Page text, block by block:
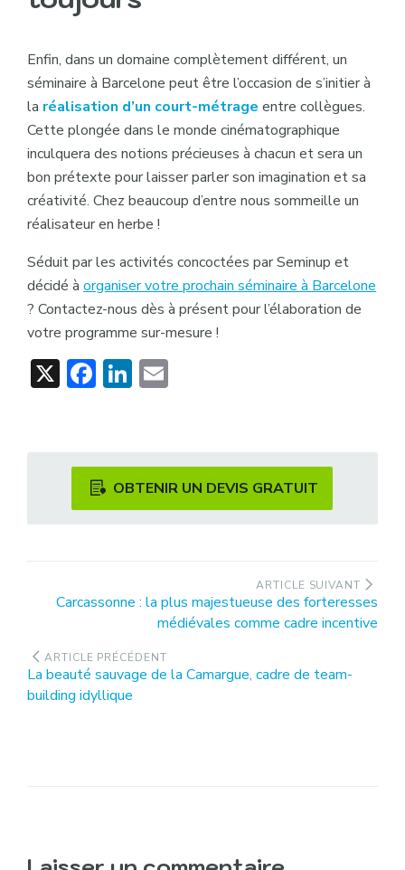
Enfin, dans un domaine complètement différent, un
séminaire à Barcelone peut être l’occasion de s’initier à
la réalisation d’un court-métrage entre collègues.
Cette plongée dans le monde cinématographique
inculquera des notions précieuses à chacun et sera un
bon prétexte pour laisser parler son imagination et sa
créativité. Chez beaucoup d’entre nous sommeille un
réalisateur en herbe !
Séduit par les activités concoctées par Seminup et
décidé àorganiser votre prochain séminaire à Barcelone
? Contactez-nous dès à présent pour l’élaboration de
votre programme sur-mesure !
X Facebook
LinkedIn
OBTENIR UN DEVIS GRATUIT
ARTICLE PRÉCÉDENT
Article
précédent
:
La beauté sauvage de la Camargue, cadre de team-
building idyllique
ARTICLE SUIVANT
Article
suivant
Carcassonne : la plus majestueuse des forteresses
médiévales comme cadre incentive